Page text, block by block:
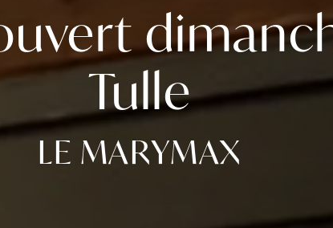
Tulle
LE MARYMAX